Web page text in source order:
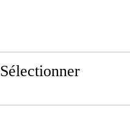
Sélectionner